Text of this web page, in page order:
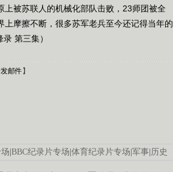
被苏联人的机械化部队击败，23师团被全
摩擦不断，很多苏军老兵至今还记得当年的
第三集）
邮件】
|BBC纪录片专场|体育纪录片专场|军事| 历史